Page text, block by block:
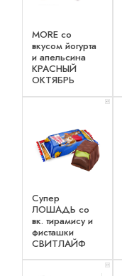
MORE со
вкусом йогурта
и апельсина
КРАСНЫЙ
ОКТЯБРЬ
x 1
Супер
ЛОШАДЬ со
вк. тирамису и
фисташки
СВИТЛАЙФ
x 1